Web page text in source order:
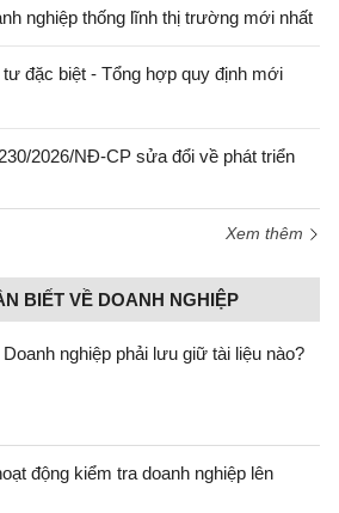
nghiệp thống lĩnh thị trường mới nhất
đặc biệt - Tổng hợp quy định mới
2026/NĐ-CP sửa đổi về phát triển
Xem thêm
BIẾT VỀ DOANH NGHIỆP
Doanh nghiệp phải lưu giữ tài liệu nào?
động kiểm tra doanh nghiệp lên